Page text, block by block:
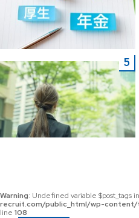
Warning: Undefined variable $post_tags in
recruit.com/public_html/wp-
line 108